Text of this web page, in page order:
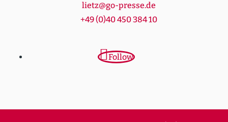
lietz@go-presse.de
+49 (0)40 450 384 10
Follow